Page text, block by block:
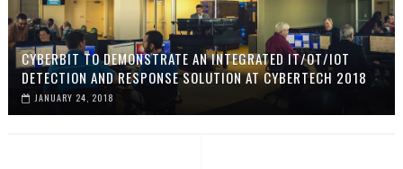
CYBERBIT TO DEMONSTRATE AN INTEGRATED IT/OT/IOT
DETECTION AND RESPONSE SOLUTION AT CYBERTECH 2018
JANUARY 24, 2018